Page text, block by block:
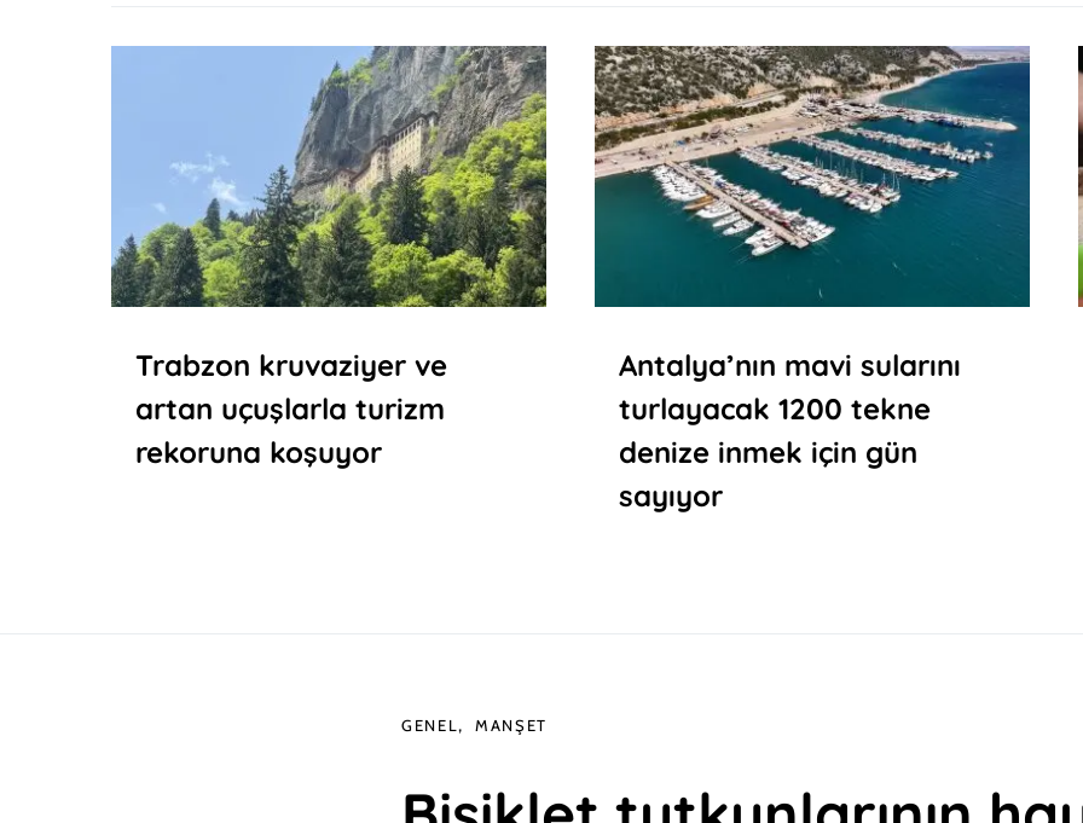
Trabzon kruvaziyer ve
artan uçuşlarla turizm
rekoruna koşuyor
Antalya’nın mavi sularını
turlayacak 1200 tekne
denize inmek için gün
sayıyor
GENEL MANŞET